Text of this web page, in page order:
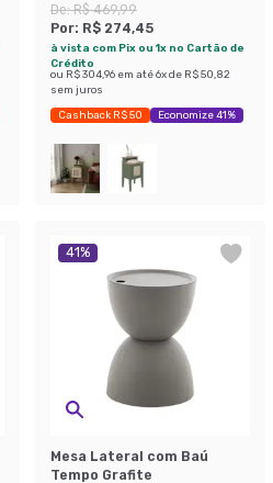
White
De:R$ 469,99
Por: R$ 274,45
à vista com Pix ou 1x no Cartão de
Crédito
ou R$ 304,96 em até6x de R$ 50,82
sem juros
Cashback R$ 50 Economize 41%
41%
Mesa Lateral com Baú
Tempo Grafite